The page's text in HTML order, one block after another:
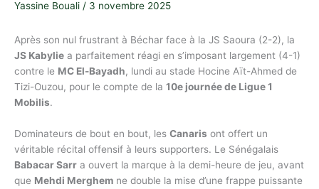
Yassine Bouali / 3 novembre 2025
Après son nul frustrant à Béchar face à la JS Saoura (2-2), la
JS Kabylie a parfaitement réagi en s’imposant largement (4-1)
contre le MC El-Bayadh, lundi au stade Hocine Aït-Ahmed de
Tizi-Ouzou, pour le compte de la 10e journée de Ligue 1
Mobilis.
Dominateurs de bout en bout, les Canaris ont offert un
véritable récital offensif à leurs supporters. Le Sénégalais
Babacar Sarr a ouvert la marque à la demi-heure de jeu, avant
que Mehdi Merghem ne double la mise d’une frappe puissante